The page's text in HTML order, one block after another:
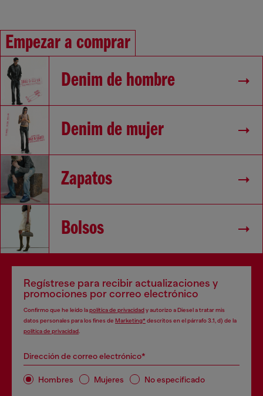
Empezar a comprar
Denim de hombre
Denim de mujer
Zapatos
Bolsos
Regístrese para recibir actualizaciones y
promociones por correo electrónico
Confirmo que he leído lapolítica de privacidady autorizo a Diesel a tratar mis
datos personales para los fines de Marketing*descritos en el párrafo 3.1, d) de la
política de privacidad
Dirección de correo electrónico*
Hombres Mujeres No especificado